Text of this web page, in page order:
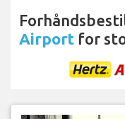
Airport for